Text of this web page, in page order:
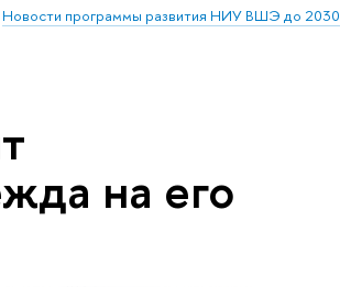
Новости программы развития НИУ ВШЭ до 2030
на его